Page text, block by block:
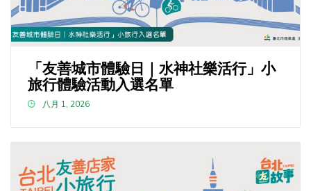
「友善城市體驗日｜水神社樂活行」小
旅行體驗活動入選名單
八月 1, 2026